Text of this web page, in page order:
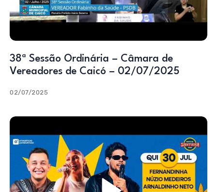
38ª Sessão Ordinária – Câmara de
Vereadores de Caicó – 02/07/2025
02/07/2025